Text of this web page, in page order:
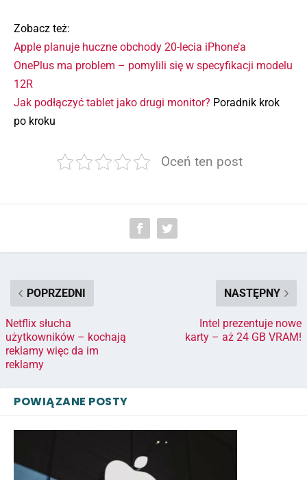
Zobacz też:
Apple planuje huczne obchody 20-lecia iPhone’a
OnePlus ma problem – pomylili się w specyfikacji modelu
12R
Jak podłączyć tablet jako drugi monitor? Poradnik krok
po kroku
Oceń ten post
POPRZEDNI
Netflix słucha
użytkowników – kochają
reklamy więc da im
reklamy
NASTĘPNY
Intel prezentuje nowe
karty – aż 24 GB VRAM!
POWIĄZANE POSTY